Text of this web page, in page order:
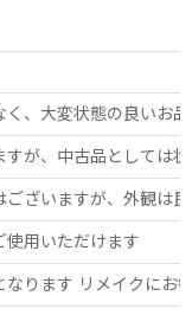
く、大変状態の良いお
が、中古品としては
ざいますが、外観は
使用いただけます
ります リメイクにお